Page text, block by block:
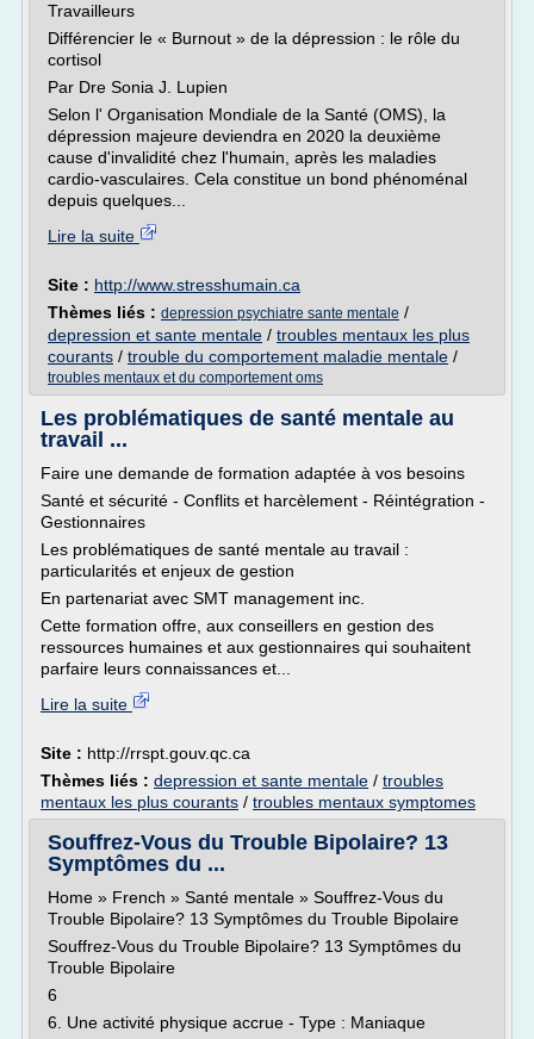
Travailleurs
Différencier le « Burnout » de la dépression : le rôle du
cortisol
Par Dre Sonia J. Lupien
Selon l' Organisation Mondiale de la Santé (OMS), la
dépression majeure deviendra en 2020 la deuxième
cause d'invalidité chez l'humain, après les maladies
cardio-vasculaires. Cela constitue un bond phénoménal
depuis quelques...
Lire la suite
Site : http://www.stresshumain.ca
Thèmes liés : depression psychiatre sante mentale /
depression et sante mentale / troubles mentaux les plus
courants / trouble du comportement maladie mentale /
troubles mentaux et du comportement oms
Les problématiques de santé mentale au
travail ...
Faire une demande de formation adaptée à vos besoins
Santé et sécurité - Conflits et harcèlement - Réintégration -
Gestionnaires
Les problématiques de santé mentale au travail :
particularités et enjeux de gestion
En partenariat avec SMT management inc.
Cette formation offre, aux conseillers en gestion des
ressources humaines et aux gestionnaires qui souhaitent
parfaire leurs connaissances et...
Lire la suite
Site : http://rrspt.gouv.qc.ca
Thèmes liés : depression et sante mentale / troubles
mentaux les plus courants / troubles mentaux symptomes
Souffrez-Vous du Trouble Bipolaire? 13
Symptômes du ...
Home » French » Santé mentale » Souffrez-Vous du
Trouble Bipolaire? 13 Symptômes du Trouble Bipolaire
Souffrez-Vous du Trouble Bipolaire? 13 Symptômes du
Trouble Bipolaire
6
6. Une activité physique accrue - Type : Maniaque